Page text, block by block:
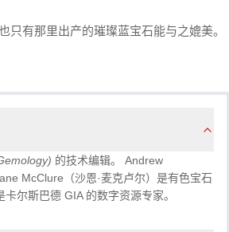
有那里出产的璀璨蓝宝石能与之媲美。
的技术编辑。 Andrew
McClure（沙恩·麦克卢尔）是有色宝石
尔斯巴德 GIA 的数字资源专家。